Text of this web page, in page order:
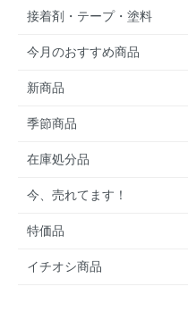
接着剤・テープ・塗料
今月のおすすめ商品
新商品
季節商品
在庫処分品
今、売れてます！
特価品
イチオシ商品